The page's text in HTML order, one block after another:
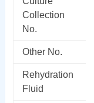
Collection
No.
Other No.
Rehydration
Fluid